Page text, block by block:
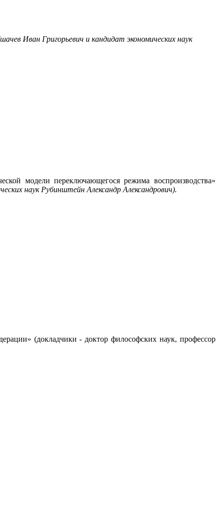
Иван Григорьевич и кандидат экономических наук
модели переключающегося режима воспроизводства»
наук Рубинштейн Александр Александрович).
(докладчики - доктор философских наук, профессор